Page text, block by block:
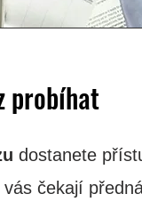
probíhat
dostanete
čekají